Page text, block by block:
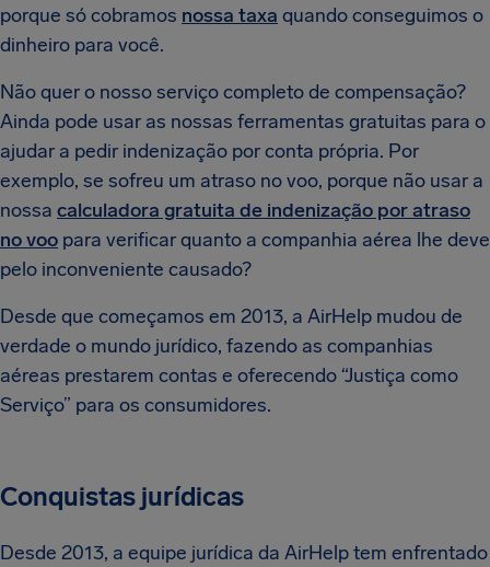
porque só cobramos nossa taxa quando conseguimos o
dinheiro para você.
Não quer o nosso serviço completo de compensação?
Ainda pode usar as nossas ferramentas gratuitas para o
ajudar a pedir indenização por conta própria. Por
exemplo, se sofreu um atraso no voo, porque não usar a
nossa calculadora gratuita de indenização por atraso
no voo para verificar quanto a companhia aérea lhe deve
pelo inconveniente causado?
Desde que começamos em 2013, a AirHelp mudou de
verdade o mundo jurídico, fazendo as companhias
aéreas prestarem contas e oferecendo “Justiça como
Serviço” para os consumidores.
Conquistas jurídicas
Desde 2013, a equipe jurídica da AirHelp tem enfrentado